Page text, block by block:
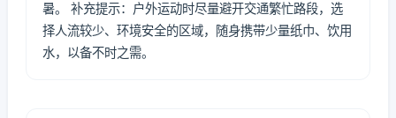
暑。 补充提示：户外运动时尽量避开交通繁忙路段，选
择人流较少、环境安全的区域，随身携带少量纸巾、饮用
水，以备不时之需。